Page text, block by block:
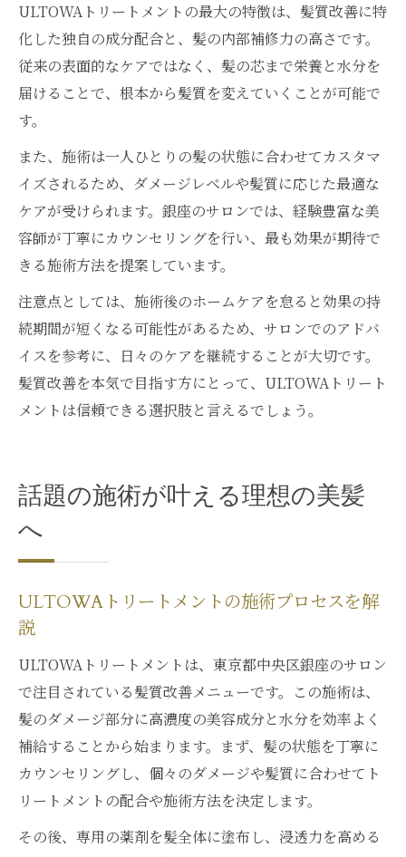
ULTOWAトリートメントの最大の特徴は、髪質改善に特
化した独自の成分配合と、髪の内部補修力の高さです。
従来の表面的なケアではなく、髪の芯まで栄養と水分を
届けることで、根本から髪質を変えていくことが可能で
す。
また、施術は一人ひとりの髪の状態に合わせてカスタマ
イズされるため、ダメージレベルや髪質に応じた最適な
ケアが受けられます。銀座のサロンでは、経験豊富な美
容師が丁寧にカウンセリングを行い、最も効果が期待で
きる施術方法を提案しています。
注意点としては、施術後のホームケアを怠ると効果の持
続期間が短くなる可能性があるため、サロンでのアドバ
イスを参考に、日々のケアを継続することが大切です。
髪質改善を本気で目指す方にとって、ULTOWAトリート
メントは信頼できる選択肢と言えるでしょう。
話題の施術が叶える理想の美髪
へ
ULTOWAトリートメントの施術プロセスを解
説
ULTOWAトリートメントは、東京都中央区銀座のサロン
で注目されている髪質改善メニューです。この施術は、
髪のダメージ部分に高濃度の美容成分と水分を効率よく
補給することから始まります。まず、髪の状態を丁寧に
カウンセリングし、個々のダメージや髪質に合わせてト
リートメントの配合や施術方法を決定します。
その後、専用の薬剤を髪全体に塗布し、浸透力を高める